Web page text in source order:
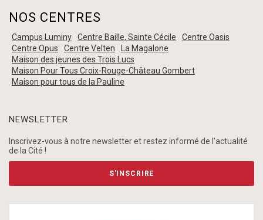
NOS CENTRES
Campus Luminy Centre Baille, Sainte Cécile
Centre Oasis
Centre Opus
Centre Velten
La Magalone
Maison des jeunes des Trois Lucs
Maison Pour Tous Croix-Rouge-Château Gombert
Maison pour tous de la Pauline
NEWSLETTER
Inscrivez-vous à notre newsletter et restez informé de l'actualité
de la Cité !
S'INSCRIRE